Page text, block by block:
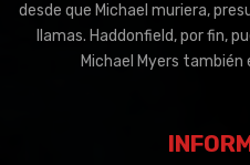
desde que Michael muriera,
llamas. Haddonfield, por fin,
Michael Myers